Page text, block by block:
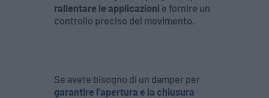
rallentare le applicazioni e fornire un
controllo preciso del movimento.
Se avete bisogno di un damper per
garantire l'apertura e la chiusura